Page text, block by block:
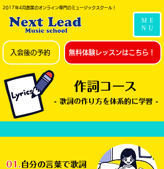
2017年4月創業のオンライン専門のミュージックスクール！
ME
NU
入会後の予約 無料体験レッスンはこちら！
- 歌詞の作り方を体系的に学習 -
作詞コース
01.自分の言葉で歌詞